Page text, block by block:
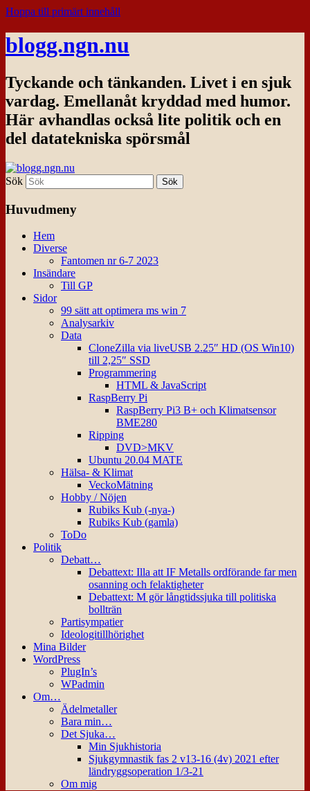
Hoppa till primärt innehåll
blogg.ngn.nu
Tyckande och tänkanden. Livet i en sjuk
vardag. Emellanåt kryddad med humor.
Här avhandlas också lite politik och en
del datatekniska spörsmål
Sök
Huvudmeny
Hem
Diverse
Fantomen nr 6-7 2023
Insändare
Till GP
Sidor
99 sätt att optimera ms win 7
Analysarkiv
Data
CloneZilla via liveUSB 2.25″ HD (OS Win10)
till 2,25″ SSD
Programmering
HTML & JavaScript
RaspBerry Pi
RaspBerry Pi3 B+ och Klimatsensor
BME280
Ripping
DVD>MKV
Ubuntu 20.04 MATE
Hälsa- & Klimat
VeckoMätning
Hobby / Nöjen
Rubiks Kub (-nya-)
Rubiks Kub (gamla)
ToDo
Politik
Debatt…
Debattext: Illa att IF Metalls ordförande far men
osanning och felaktigheter
Debattext: M gör långtidssjuka till politiska
bollträn
Partisympatier
Ideologitillhörighet
Mina Bilder
WordPress
PlugIn’s
WPadmin
Om…
Ädelmetaller
Bara min…
Det Sjuka…
Min Sjukhistoria
Sjukgymnastik fas 2 v13-16 (4v) 2021 efter
ländryggsoperation 1/3-21
Om mig